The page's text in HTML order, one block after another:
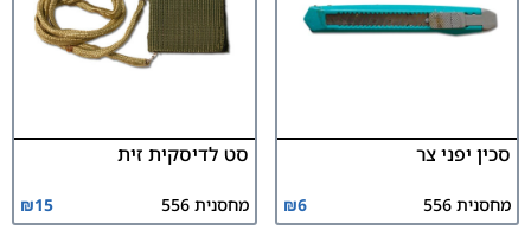
סכין יפני צר
מחסנית 556 ₪6
סט לדיסקית זית
מחסנית 556 ₪15